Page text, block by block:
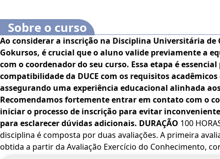
Sobre o curso
Ao considerar a inscrição na Disciplina Universitária de
Gokursos, é crucial que o aluno valide previamente a
com o coordenador do seu curso. Essa etapa é
compatibilidade da DUCE com os requisitos
assegurando uma experiência educacional alinhada
Recomendamos fortemente entrar em contato com o
iniciar o processo de inscrição para evitar
para esclarecer dúvidas adicionais. DURAÇÃO 100
disciplina é composta por duas avaliações. A primeira
obtida a partir da Avaliação Exercício do Conhecimento,